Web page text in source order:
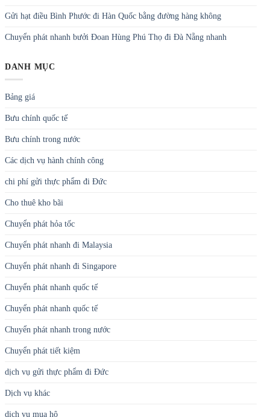
Gửi hạt điều Bình Phước đi Hàn Quốc bằng đường hàng không
Chuyển phát nhanh bưởi Đoan Hùng Phú Thọ đi Đà Nẵng nhanh
DANH MỤC
Bảng giá
Bưu chính quốc tế
Bưu chính trong nước
Các dịch vụ hành chính công
chi phí gửi thực phẩm đi Đức
Cho thuê kho bãi
Chuyển phát hỏa tốc
Chuyển phát nhanh đi Malaysia
Chuyển phát nhanh đi Singapore
Chuyển phát nhanh quốc tế
Chuyển phát nhanh quốc tế
Chuyển phát nhanh trong nước
Chuyển phát tiết kiệm
dịch vụ gửi thực phẩm đi Đức
Dịch vụ khác
dịch vụ mua hộ